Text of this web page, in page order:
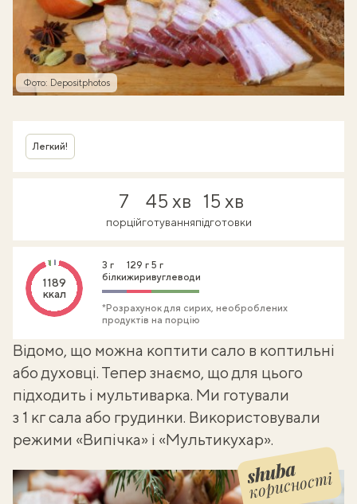
Фото: Depositphotos
Легкий!
7
порцій
45 хв
готування
15 хв
підготовки
1189
ккал
3 г
білки
129 г
жири
5 г
вуглеводи
*Розрахунок для сирих, необроблених
продуктів на порцію
Відомо, що можна коптити сало в коптильні
або духовці. Тепер знаємо, що для цього
підходить і мультиварка. Ми готували
з 1 кг сала або грудинки. Використовували
режими «Випічка» і «Мультикухар».
корисності
Shuba корисності